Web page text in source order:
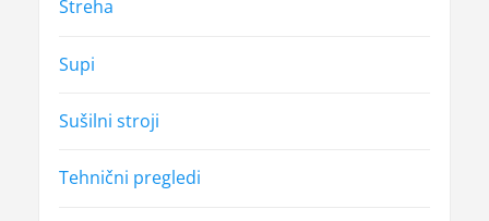
Streha
Supi
Sušilni stroji
Tehnični pregledi